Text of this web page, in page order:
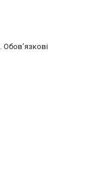
Обов’язкові